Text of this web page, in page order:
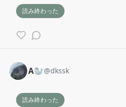
読み終わった
A🦭@dkssk
読み終わった